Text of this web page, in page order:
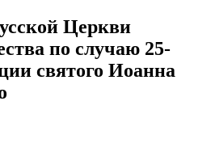
Церкви
по случаю 25-
святого Иоанна